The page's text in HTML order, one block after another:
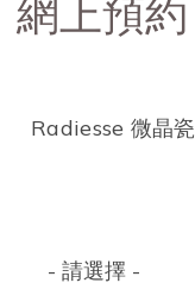
網上預約
Radiesse 微晶瓷
- 請選擇 -